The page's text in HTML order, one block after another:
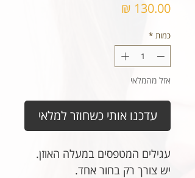
כמות *
אזל מהמלאי
עדכנו אותי כשחוזר למלאי
עגילים המטפסים במעלה האוזן.
יש צורך רק בחור אחד.